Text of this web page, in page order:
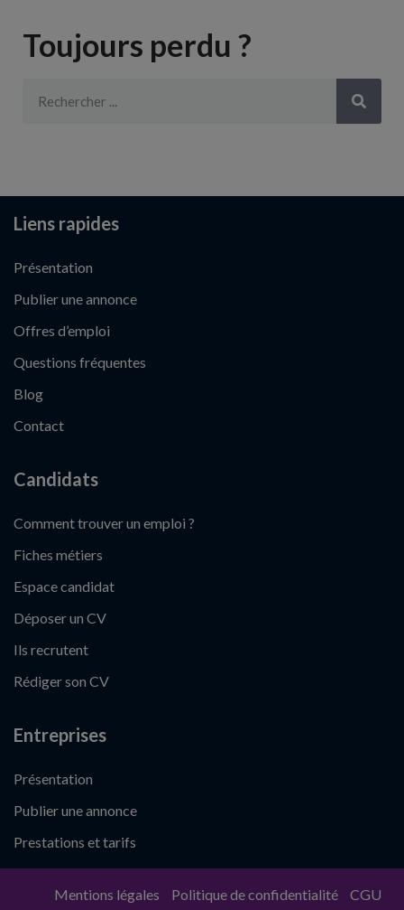
Toujours perdu ?
Liens rapides
Présentation
Publier une annonce
Offres d’emploi
Questions fréquentes
Blog
Contact
Candidats
Comment trouver un emploi ?
Fiches métiers
Espace candidat
Déposer un CV
Ils recrutent
Rédiger son CV
Entreprises
Présentation
Publier une annonce
Prestations et tarifs
Mentions légales Politique de confidentialité CGU